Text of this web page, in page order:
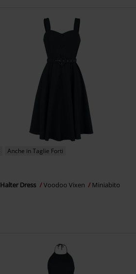
Anche in Taglie Forti
Dress Voodoo Vixen Miniabito